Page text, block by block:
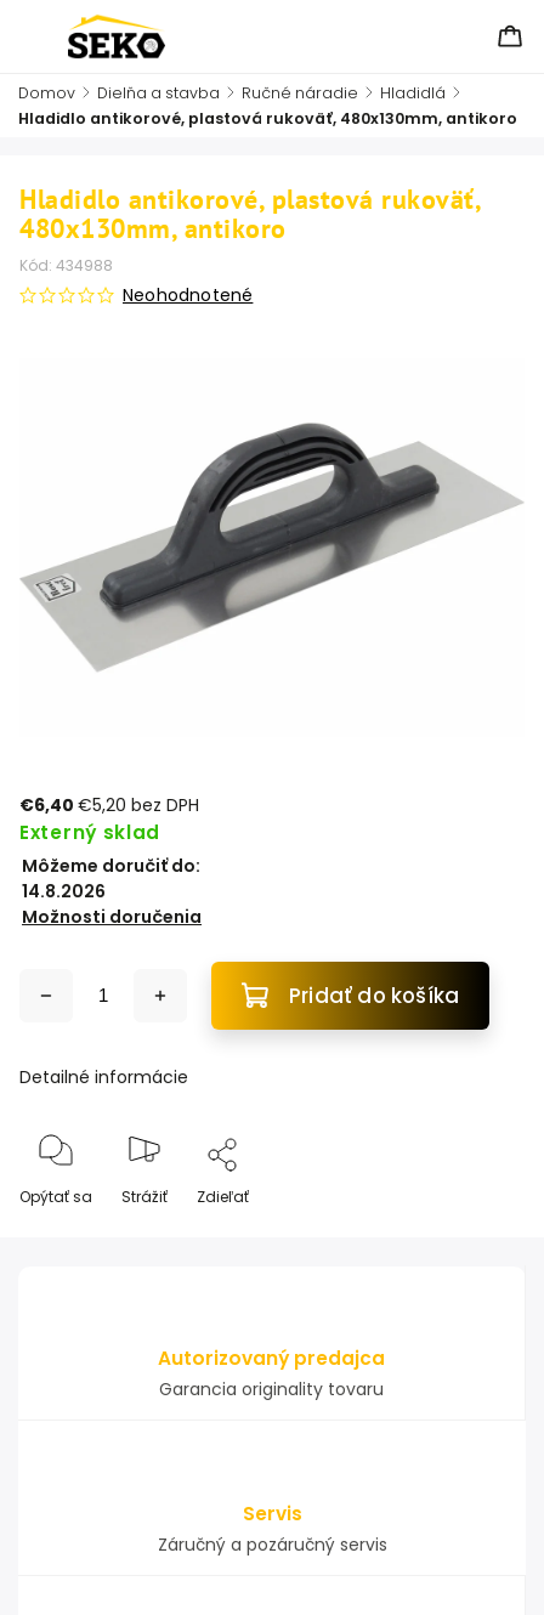
Domov / Dielňa a stavba / Ručné náradie / Hladidlá /
Hladidlo antikorové, plastová rukoväť, 480x130mm, antikoro
Hladidlo antikorové, plastová rukoväť,
480x130mm, antikoro
Kód: 434988
Neohodnotené
€6,40 €5,20 bez DPH
Externý sklad
Môžeme doručiť do:
14.8.2026
Možnosti doručenia
Pridať do košíka
Detailné informácie
Opýtať sa Strážiť Zdieľať
Autorizovaný predajca
Garancia originality tovaru
Servis
Záručný a pozáručný servis